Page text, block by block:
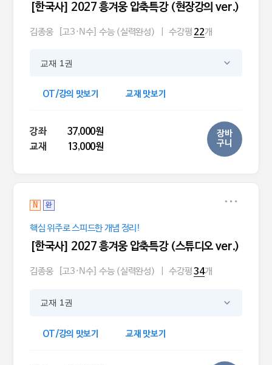
[한국사] 2027 흥겨웅 압축특강 (현장강의 ver.)
김종웅 [고3·N수] 수능 (실력완성) 수강평 22개
교재 1권
OT/강의 맛보기 교재 맛보기
강좌
37,000원
교재
13,000원
장바
구니
N 완
핵심 위주로 스피드한 개념 정리!
[한국사] 2027 흥겨웅 압축특강 (스튜디오 ver.)
김종웅 [고3·N수] 수능 (실력완성) 수강평34개
교재 1권
OT/강의 맛보기 교재 맛보기